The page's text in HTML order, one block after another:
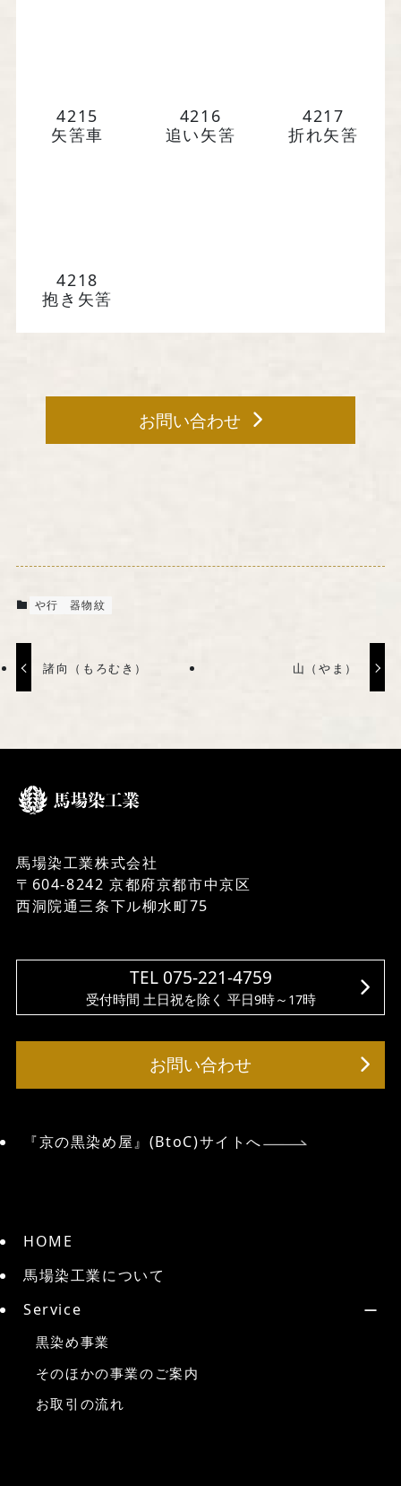
4215
矢筈車
4216
追い矢筈
4217
折れ矢筈
4218
抱き矢筈
お問い合わせ
や行 器物紋
諸向（もろむき） 山（やま）
馬場染工業株式会社
〒604-8242 京都府京都市中京区
西洞院通三条下ル柳水町75
TEL 075-221-4759
受付時間 土日祝を除く 平日9時～17時
お問い合わせ
『京の黒染め屋』(BtoC)サイトへ
HOME
馬場染工業について
Service
黒染め事業
そのほかの事業のご案内
お取引の流れ